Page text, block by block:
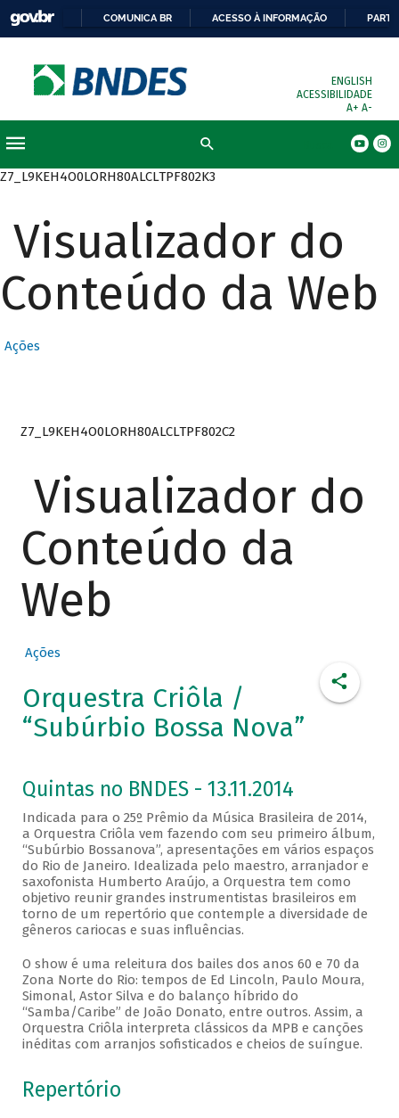
COMUNICA BR ACESSO À INFORMAÇÃO
ENGLISH
ACESSIBILIDADE
A+ A-
Z7_L9KEH4O0LORH80ALCLTPF802K3
Visualizador do
Conteúdo da Web
Ações
Z7_L9KEH4O0LORH80ALCLTPF802C2
Visualizador do
Conteúdo da
Web
Ações
Orquestra Criôla /
“Subúrbio Bossa Nova”
Quintas no BNDES - 13.11.2014
Indicada para o 25º Prêmio da Música Brasileira de 2014,
a Orquestra Criôla vem fazendo com seu primeiro álbum,
“Subúrbio Bossanova”, apresentações em vários espaços
do Rio de Janeiro. Idealizada pelo maestro, arranjador e
saxofonista Humberto Araújo, a Orquestra tem como
objetivo reunir grandes instrumentistas brasileiros em
torno de um repertório que contemple a diversidade de
gêneros cariocas e suas influências.
O show é uma releitura dos bailes dos anos 60 e 70 da
Zona Norte do Rio: tempos de Ed Lincoln, Paulo Moura,
Simonal, Astor Silva e do balanço híbrido do
“Samba/Caribe” de João Donato, entre outros. Assim, a
Orquestra Criôla interpreta clássicos da MPB e canções
inéditas com arranjos sofisticados e cheios de suíngue.
Repertório